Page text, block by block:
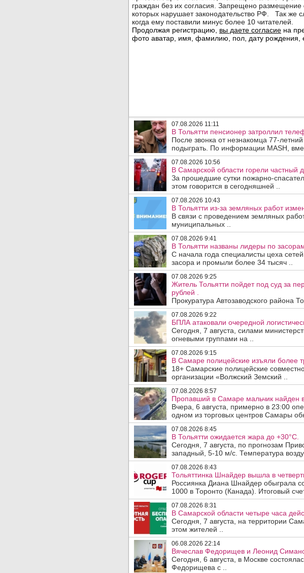
07.08.2026 11:11
В Тольятти пенсионер затроллил
После звонка от незнакомца 77-
подыграть. По информации MASH,
07.08.2026 10:56
В Самарской области горели частный
За прошедшие сутки пожарно-
этом говорится в сегодняшней ..
07.08.2026 10:43
В Тольятти из-за земляных работ
В связи с проведением земляных
муниципальных ..
07.08.2026 9:41
В Тольятти названы лидеры по
С начала года специалисты цеха
засора и промыли более 34 тысяч ..
07.08.2026 9:25
Житель Тольятти пойдет под суд за
рублей .
Прокуратура Автозаводского района
07.08.2026 9:22
БПЛА атаковали очередной
Сегодня, 7 августа, силами
огневыми группами на ..
07.08.2026 9:15
В Самаре полицейские изъяли более
18+ Самарские полицейские
организации «Волжский Земский ..
07.08.2026 8:57
Пропавший в Самаре мальчик найден
Вчера, 6 августа, примерно в 23:00
одном из торговых центров Самары
07.08.2026 8:45
В Тольятти ожидается жара до +30°C.
Сегодня, 7 августа, по прогнозам
западный, 5-10 м/с. Температура
07.08.2026 8:43
Тольяттинка Шнайдер вышла в
Россиянка Диана Шнайдер обыграла
1000 в Торонто (Канада). Итоговый счет
07.08.2026 8:31
В Самарской области четыре часа
Сегодня, 7 августа, на территории
этом жителей ..
06.08.2026 22:14
Вячеслав Федорищев и Леонид
Сегодня, 6 августа, в Москве
Федорищева с ..